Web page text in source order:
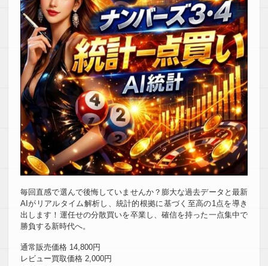
毎回直感で選んで後悔していませんか？膨大な過去データと最新
AIがリアルタイム解析し、統計的根拠に基づく至高の1点を導き
出します！運任せの分散買いを卒業し、確信を持った一点集中で
勝負する新時代へ。
通常販売価格 14,800円
レビュー買取価格 2,000円